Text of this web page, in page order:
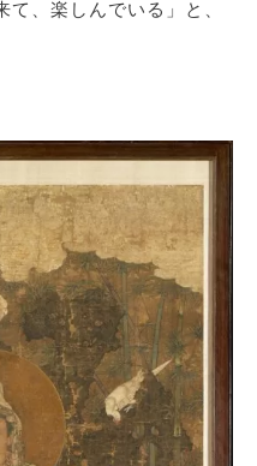
、楽しんでいる」と、